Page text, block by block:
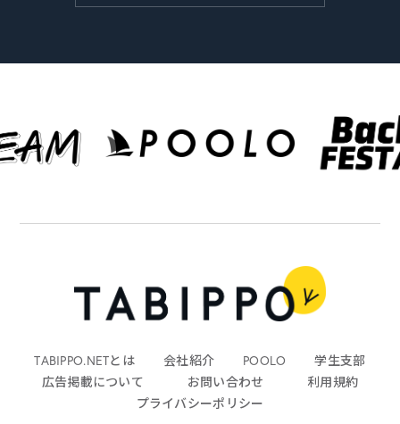
TABIPPO.NETとは 会社紹介 POOLO
学生支部
広告掲載について
お問い合わせ
利用規約
プライバシーポリシー